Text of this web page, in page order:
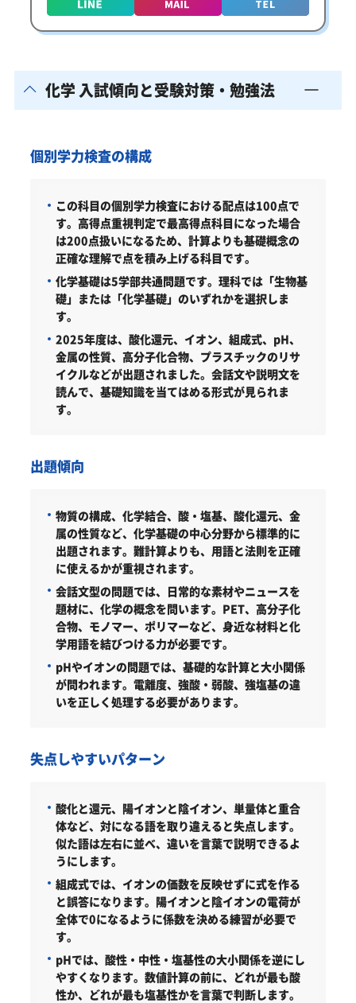
化学 入試傾向と受験対策・勉強法
個別学力検査の構成
この科目の個別学力検査における配点は100点で
す。高得点重視判定で最高得点科目になった場合
は200点扱いになるため、計算よりも基礎概念の
正確な理解で点を積み上げる科目です。
化学基礎は5学部共通問題です。理科では「生物基
礎」または「化学基礎」のいずれかを選択しま
す。
2025年度は、酸化還元、イオン、組成式、pH、
金属の性質、高分子化合物、プラスチックのリサ
イクルなどが出題されました。会話文や説明文を
読んで、基礎知識を当てはめる形式が見られま
す。
出題傾向
物質の構成、化学結合、酸・塩基、酸化還元、金
属の性質など、化学基礎の中心分野から標準的に
出題されます。難計算よりも、用語と法則を正確
に使えるかが重視されます。
会話文型の問題では、日常的な素材やニュースを
題材に、化学の概念を問います。PET、高分子化
合物、モノマー、ポリマーなど、身近な材料と化
学用語を結びつける力が必要です。
pHやイオンの問題では、基礎的な計算と大小関係
が問われます。電離度、強酸・弱酸、強塩基の違
いを正しく処理する必要があります。
失点しやすいパターン
酸化と還元、陽イオンと陰イオン、単量体と重合
体など、対になる語を取り違えると失点します。
似た語は左右に並べ、違いを言葉で説明できるよ
うにします。
組成式では、イオンの価数を反映せずに式を作る
と誤答になります。陽イオンと陰イオンの電荷が
全体で0になるように係数を決める練習が必要で
す。
pHでは、酸性・中性・塩基性の大小関係を逆にし
やすくなります。数値計算の前に、どれが最も酸
性か、どれが最も塩基性かを言葉で判断します。